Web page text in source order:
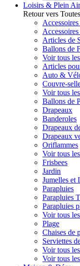
Loisirs & Plein Air
Retour vers
Articles de
Ballons de
Voir tous
Articles
Auto &
Couvre-
Voir tous
Ballons de
Drapeaux
Banderoles
Drapeaux
Drapeaux
Oriflammes
Voir tous
Frisbees
Jardin
Jumelles et
Parapluies
Parapluies
Parapluies
Voir tous
Plage
Chaises de
Serviettes
Voir tous
Voir tous